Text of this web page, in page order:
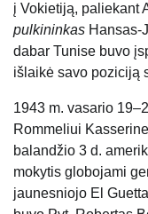
į Vokietiją, paliekant
pulkininkas Hansas-
dabar Tunise buvo
išlaikė savo poziciją
1943 m. vasario
Rommeliui
balandžio 3 d.
mokytis globojami
jaunesniojo El